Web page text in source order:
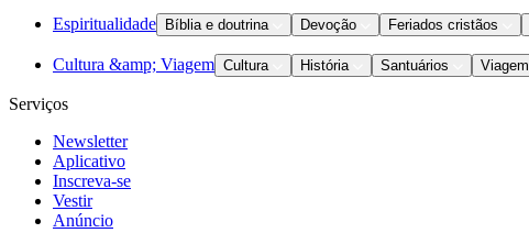
Espiritualidade Bíblia e doutrina Devoção Feriados cristãos
Cultura &amp; Viagem Cultura História Santuários Viagem
Serviços
Newsletter
Aplicativo
Inscreva-se
Vestir
Anúncio